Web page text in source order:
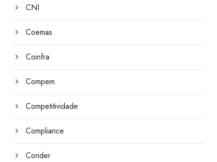
CNI
Coemas
Coinfra
Compem
Competitividade
Compliance
Conder